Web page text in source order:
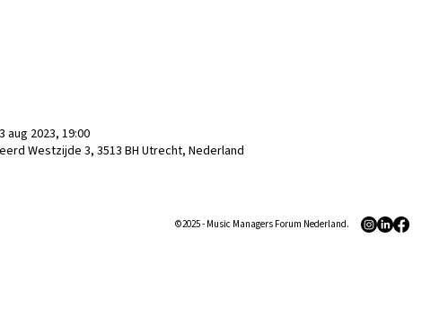
aug 2023, 19:00
Westzijde 3, 3513 BH Utrecht, Nederland
©2025 - Music Managers Forum Nederland.